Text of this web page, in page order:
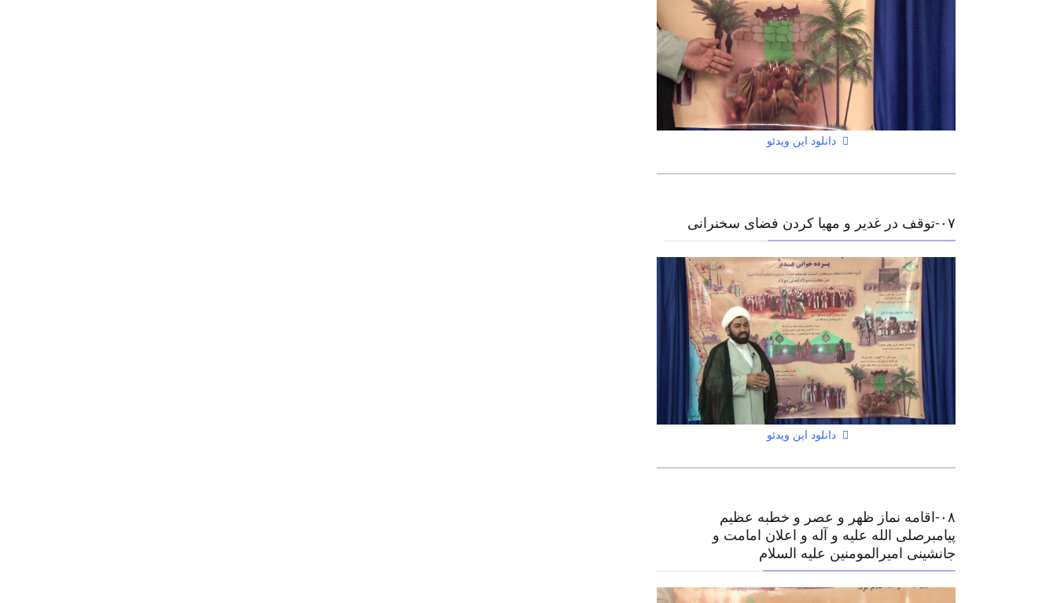
دانلود این ویدئو
۰٧-توقف در غدیر و مهیا کردن فضای سخنرانی
دانلود این ویدئو
۰٨-اقامه نماز ظهر و عصر و خطبه عظیم
پیامبرصلی الله علیه و آله و اعلان امامت و
جانشینی امیرالمومنین علیه السلام